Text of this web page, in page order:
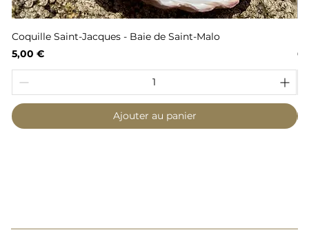
Coquille Saint-Jacques - Baie de Saint-Malo
Prix
5,00 €
Ajouter au panier